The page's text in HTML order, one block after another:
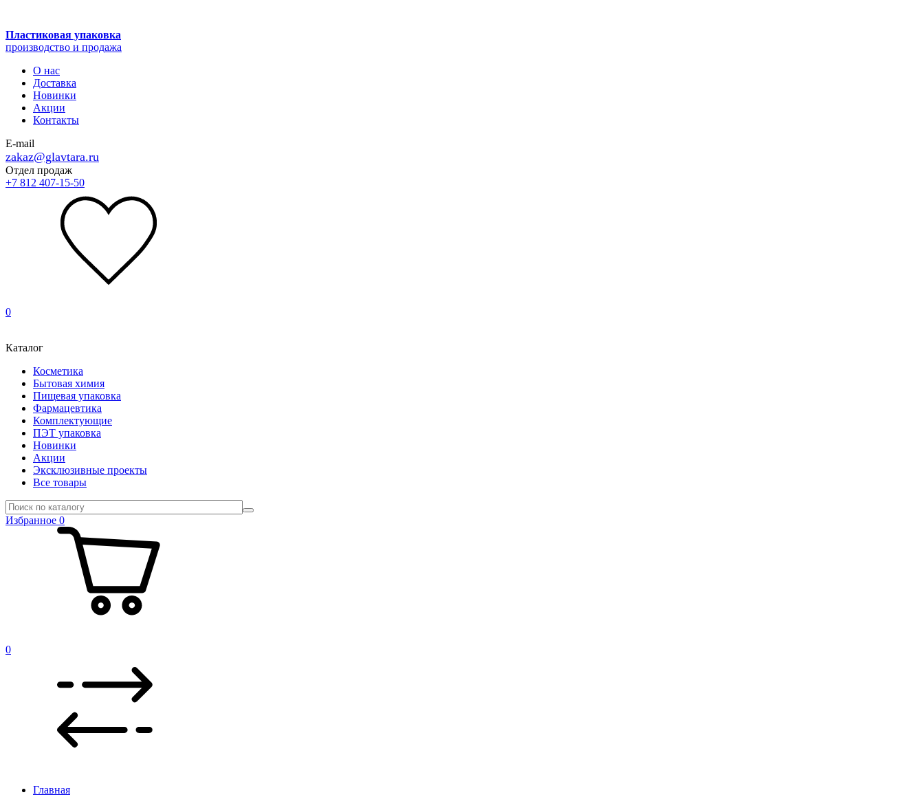
Пластиковая упаковка
производство и продажа
О нас
Доставка
Новинки
Акции
Контакты
E-mail
zakaz@glavtara.ru
Отдел продаж
+7 812 407-15-50
0
Каталог
Косметика
Бытовая химия
Пищевая упаковка
Фармацевтика
Комплектующие
ПЭТ упаковка
Новинки
Акции
Эксклюзивные проекты
Все товары
Избранное 0
0
Главная